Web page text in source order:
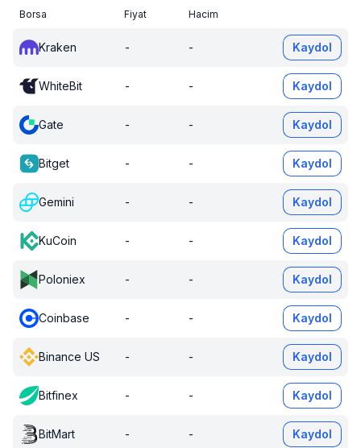
Borsa Fiyat Hacim
Kraken - - Kaydol
WhiteBit - - Kaydol
Gate - - Kaydol
Bitget - - Kaydol
Gemini - - Kaydol
KuCoin - - Kaydol
Poloniex - - Kaydol
Coinbase - - Kaydol
Binance US - - Kaydol
Bitfinex - - Kaydol
BitMart - - Kaydol